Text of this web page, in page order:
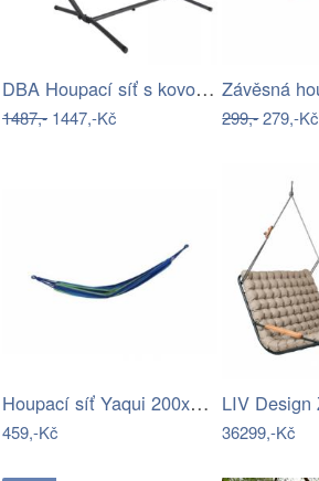
DBA Houpací síť s kovovým rámem 200 x…
1487,- 1447,-Kč 299,-279,-Kč
Houpací síť Yaqui 200x80cm modrozelená
459,-Kč 36299,-Kč